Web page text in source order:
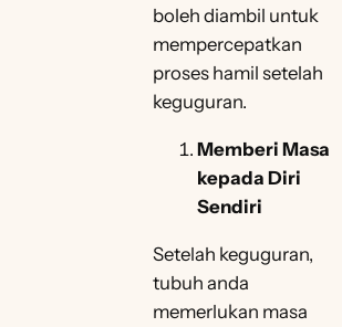
boleh diambil untuk
mempercepatkan
proses hamil setelah
keguguran.
Memberi Masa
kepada Diri
Sendiri
Setelah keguguran,
tubuh anda
memerlukan masa